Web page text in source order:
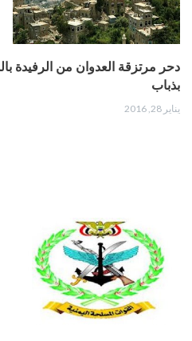
دحر مرتزقة العدوان من الرفيدة
بذباب
يناير 28, 2016